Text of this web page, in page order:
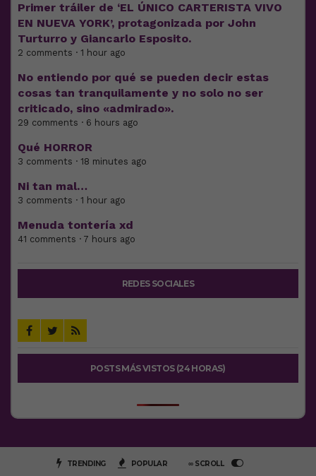
Primer tráiler de ‘EL ÚNICO CARTERISTA VIVO
EN NUEVA YORK’, protagonizada por John
Turturro y Giancarlo Esposito.
2 comments · 1 hour ago
No entiendo por qué se pueden decir estas
cosas tan tranquilamente y no solo no ser
criticado, sino «admirado».
29 comments · 6 hours ago
Qué HORROR
3 comments · 18 minutes ago
Ni tan mal…
3 comments · 1 hour ago
Menuda tontería xd
41 comments · 7 hours ago
REDES SOCIALES
POSTS MÁS VISTOS (24 HORAS)
TRENDING POPULAR ∞ SCROLL